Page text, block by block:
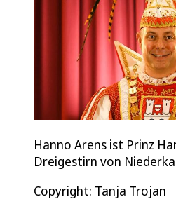
Hanno Arens ist Prinz
Dreigestirn von
Copyright: Tanja Trojan